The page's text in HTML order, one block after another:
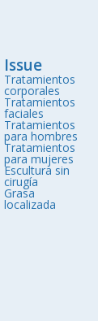
Issue
Tratamientos
corporales
Tratamientos
faciales
Tratamientos
para hombres
Tratamientos
para mujeres
Escultura sin
cirugía
Grasa
localizada